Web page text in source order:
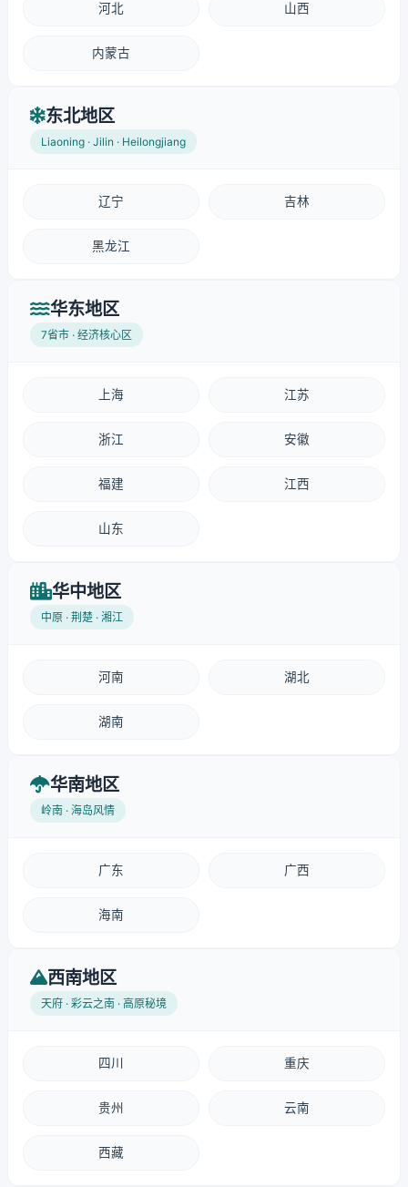
河北 山西
内蒙古
东北地区
Liaoning · Jilin · Heilongjiang
辽宁 吉林
黑龙江
华东地区
7省市 · 经济核心区
上海 江苏
浙江 安徽
福建 江西
山东
华中地区
中原 · 荆楚 · 湘江
河南 湖北
湖南
华南地区
岭南 · 海岛风情
广东 广西
海南
西南地区
天府 · 彩云之南 · 高原秘境
四川 重庆
贵州 云南
西藏